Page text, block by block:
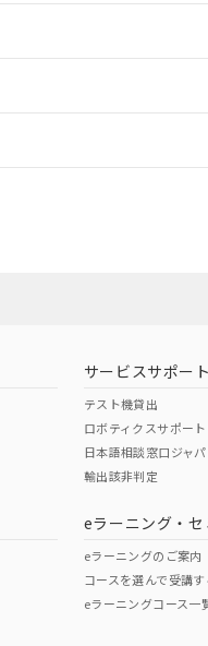
O
サービスサポート
テスト機貸出
ロボティクスサポート
日本語相談窓口ジャ
輸出該非判定
eラーニング・セ
eラーニングのご案内
コースを選んで受講す
eラーニングコース一